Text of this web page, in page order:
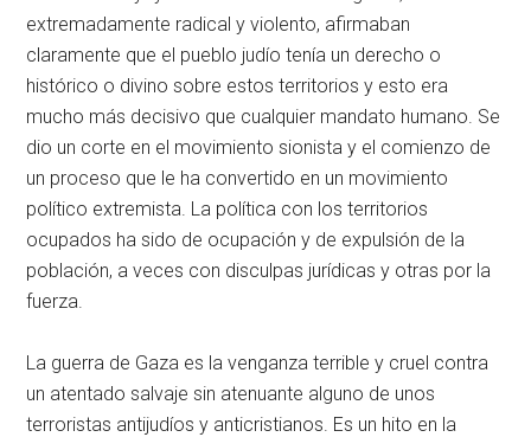
extremadamente radical y violento, afirmaban
claramente que el pueblo judío tenía un derecho o
histórico o divino sobre estos territorios y esto era
mucho más decisivo que cualquier mandato humano. Se
dio un corte en el movimiento sionista y el comienzo de
un proceso que le ha convertido en un movimiento
político extremista. La política con los territorios
ocupados ha sido de ocupación y de expulsión de la
población, a veces con disculpas jurídicas y otras por la
fuerza.
La guerra de Gaza es la venganza terrible y cruel contra
un atentado salvaje sin atenuante alguno de unos
terroristas antijudíos y anticristianos. Es un hito en la